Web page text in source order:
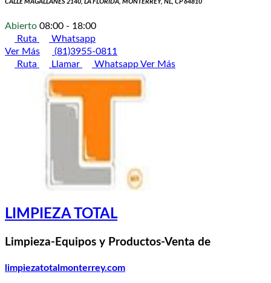
Abierto 08:00 - 18:00
Ruta
Whatsapp
Ver Más
(81)3955-0811
Ruta
Llamar WhatsappVer Más
LIMPIEZA TOTAL
Limpieza-Equipos y Productos-Venta de
limpiezatotalmonterrey.com